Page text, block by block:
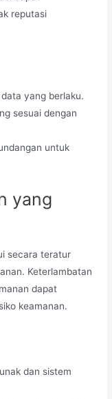
reputasi
yang berlaku.
sesuai dengan
untuk
yang
secara teratur
Keterlambatan
dapat
keamanan.
dan sistem